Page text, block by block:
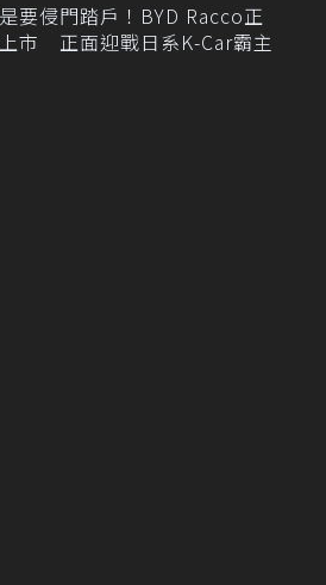
要侵門踏戶！BYD Racco正
市 正面迎戰日系K-Car霸主